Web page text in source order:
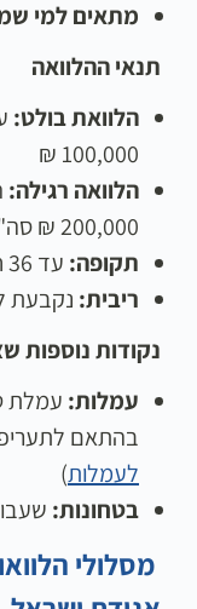
מתאים למי
תנאי ההלוואה
הלוואת בולט:
100,000 ₪
הלוואה רגילה:
200,000 ₪ סה"כ
תקופה: עד 36 חודשים
ריבית: נקבעת
נקודות נוספות
עמלות: עמלת
בהתאם
לעמלות)
בטחונות:
מסלולי